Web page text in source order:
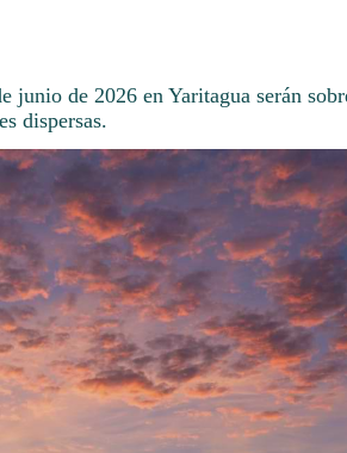
junio de 2026 en Yaritagua serán
dispersas.